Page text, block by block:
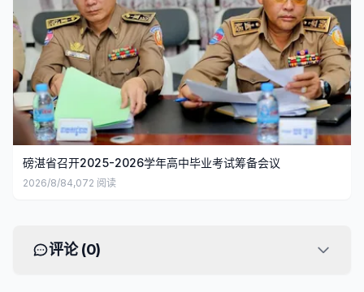
磅湛省召开2025-2026学年高中毕业考试筹备会议
2026/8/84,072 阅读
评论 (0)